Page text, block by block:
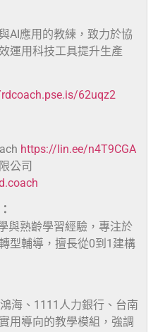
AI應用的教練，致力於協
運用科技工具提升生產
62uqz2
https://lin.ee/n4T9CGA
公司
與熟齡學習經驗，專注於
型輔導，擅長從0到1建構
海、1111人力銀行、台南
用導向的教學模組，強調